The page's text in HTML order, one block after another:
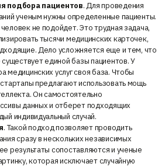
подбора пациентов. Для проведения
ученым нужны определенные пациенты.
не подойдет. Это трудная задача,
тысячи медицинских карточек,
Дело усложняется еще и тем, что
единой базы пациентов. У
медицинских услуг своя база. Чтобы
предлагают использовать мощь
Он самостоятельно
данных и отберет подходящих
индивидуальный случай.
. Такой подход позволяет проводить
сразу в нескольких независимых
результаты сопоставляются и ученые
которая исключает случайную